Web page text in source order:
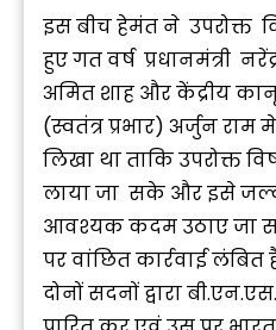
इस बीच हेमंत ने उपरोक्त
हुए गत वर्ष प्रधानमंत्री
अमित शाह और केंद्रीय
(स्वतंत्र प्रभार) अर्जुन
लिखा था ताकि उपरोक्त
लाया जा सके और इसे
आवश्यक कदम उठाए जा
पर वांछित कार्रवाई
दोनों सदनों द्वारा